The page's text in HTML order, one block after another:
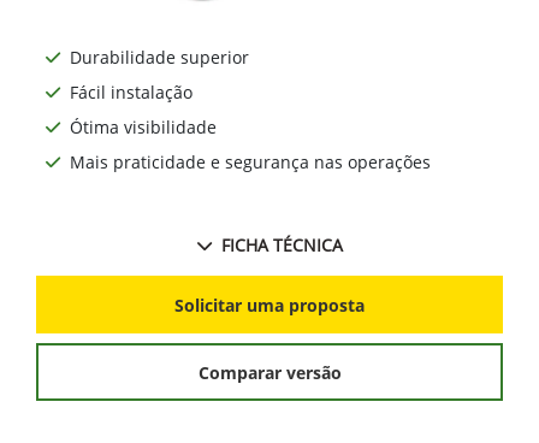
Durabilidade superior
Fácil instalação
Ótima visibilidade
Mais praticidade e segurança nas operações
FICHA TÉCNICA
Solicitar uma proposta
Comparar versão